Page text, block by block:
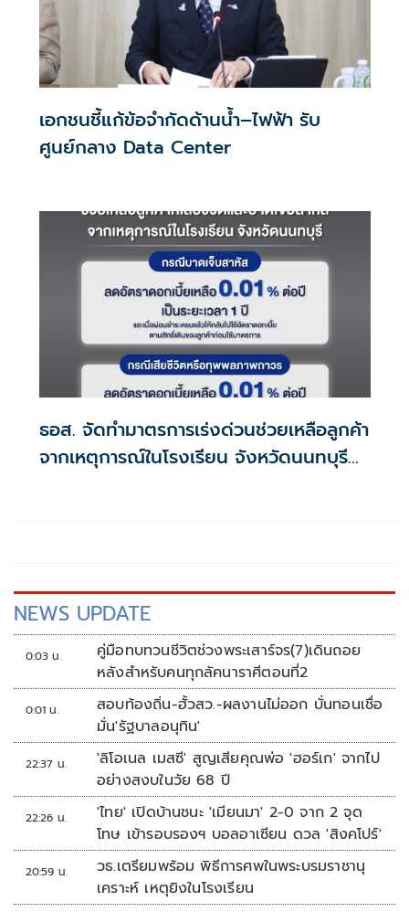
เอกชนชี้แก้ข้อจำกัดด้านน้ำ–ไฟฟ้า รับ
ศูนย์กลาง Data Center
ธอส. จัดทำมาตรการเร่งด่วนช่วยเหลือลูกค้า
จากเหตุการณ์ในโรงเรียน จังหวัดนนทบุรี
NEWS UPDATE
0:03 น.
คู่มือทบทวนชีวิตช่วงพระเสาร์จร(7)เดินถอย
หลังสำหรับคนทุกลัคนาราศีตอนที่2
0:01 น.
สอบท้องถิ่น-ฮั้วสว.-ผลงานไม่ออก บั่นทอนเชื่อ
มั่น'รัฐบาลอนุทิน'
22:37 น.
'ลิโอเนล เมสซี' สูญเสียคุณพ่อ 'ฮอร์เก' จากไป
อย่างสงบในวัย 68 ปี
22:26 น.
'ไทย' เปิดบ้านชนะ 'เมียนมา' 2-0 จาก 2 จุด
โทษ เข้ารอบรองฯ บอลอาเซียน ดวล 'สิงคโปร์'
20:59 น.
วธ.เตรียมพร้อม พิธีการศพในพระบรมราชานุ
เคราะห์ เหตุยิงในโรงเรียน